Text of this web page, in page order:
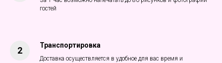
гостей
Транспортировка
Доставка осуществляется в удобное для вас время и